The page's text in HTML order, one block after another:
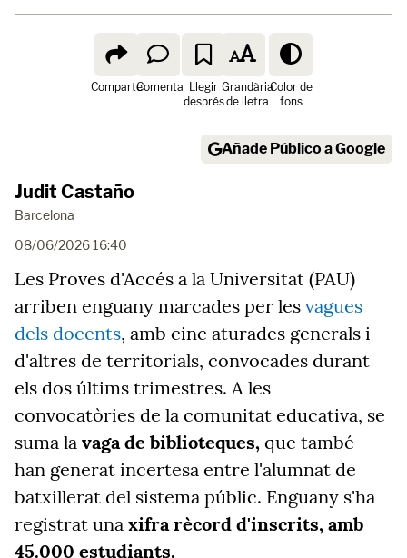
ComparteComenta Llegir
després
Grandària
de lletra
Color de
fons
Añade Público a Google
Judit Castaño
Barcelona
08/06/2026 16:40
Les Proves d'Accés a la Universitat (PAU)
arriben enguany marcades per les vagues
dels docents, amb cinc aturades generals i
d'altres de territorials, convocades durant
els dos últims trimestres. A les
convocatòries de la comunitat educativa, se
suma la vaga de biblioteques, que també
han generat incertesa entre l'alumnat de
batxillerat del sistema públic. Enguany s'ha
registrat una xifra rècord d'inscrits, amb
45.000 estudiants.